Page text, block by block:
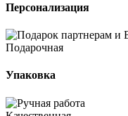
Персонализация
Подарочная
Упаковка